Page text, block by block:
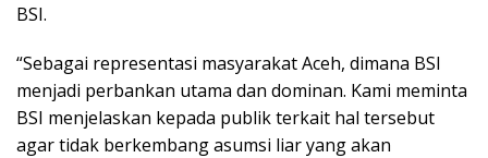
BSI.
“Sebagai representasi masyarakat Aceh, dimana BSI
menjadi perbankan utama dan dominan. Kami meminta
BSI menjelaskan kepada publik terkait hal tersebut
agar tidak berkembang asumsi liar yang akan